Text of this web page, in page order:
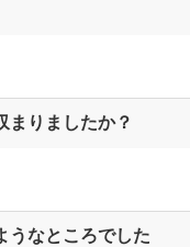
まりましたか？
うなところでした